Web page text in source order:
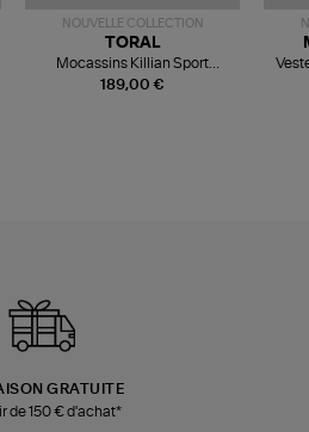
NOUVELLE COLLECTION
189,00 €
TORAL
Mocassins Killian Sport
Mousse
GRATUITE
de 150 € d'achat*